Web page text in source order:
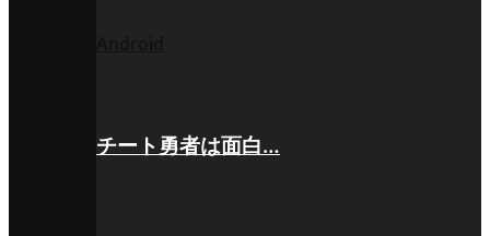
チート勇者は面白…